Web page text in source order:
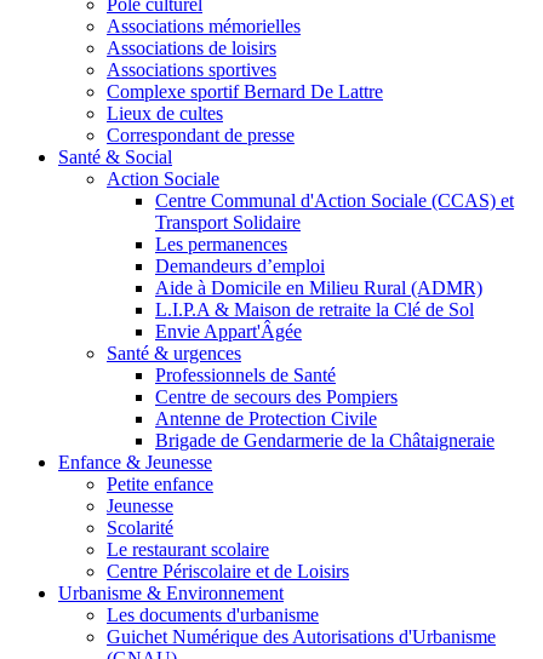
Associations mémorielles
Associations de loisirs
Associations sportives
Complexe sportif Bernard De Lattre
Lieux de cultes
Correspondant de presse
Santé & Social
Action Sociale
Centre Communal d'Action Sociale (CCAS) et
Transport Solidaire
Les permanences
Demandeurs d’emploi
Aide à Domicile en Milieu Rural (ADMR)
L.I.P.A & Maison de retraite la Clé de Sol
Envie Appart'Âgée
Santé & urgences
Professionnels de Santé
Centre de secours des Pompiers
Antenne de Protection Civile
Brigade de Gendarmerie de la Châtaigneraie
Enfance & Jeunesse
Petite enfance
Jeunesse
Scolarité
Le restaurant scolaire
Centre Périscolaire et de Loisirs
Urbanisme & Environnement
Les documents d'urbanisme
Guichet Numérique des Autorisations d'Urbanisme